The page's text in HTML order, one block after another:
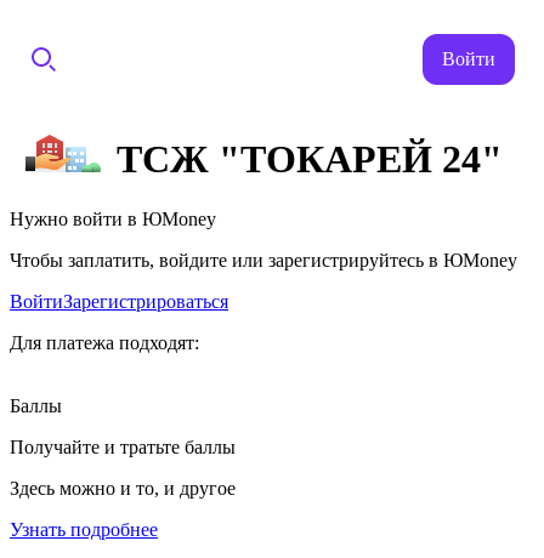
Войти
ТСЖ "ТОКАРЕЙ 24"
Нужно войти в ЮMoney
Чтобы заплатить, войдите или зарегистрируйтесь в ЮMoney
ВойтиЗарегистрироваться
Для платежа подходят:
Баллы
Получайте и тратьте баллы
Здесь можно и то, и другое
Узнать подробнее